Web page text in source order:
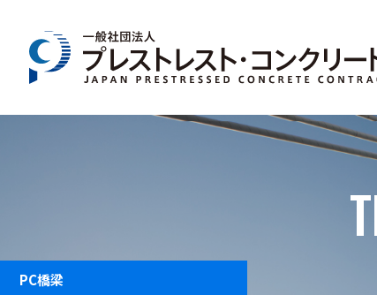
PC橋梁